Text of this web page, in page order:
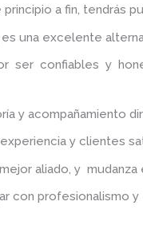
a fin, tendrás
una excelente
ser confiables y
y acompañamiento
y clientes
aliado, y mudanza
con profesionalismo y